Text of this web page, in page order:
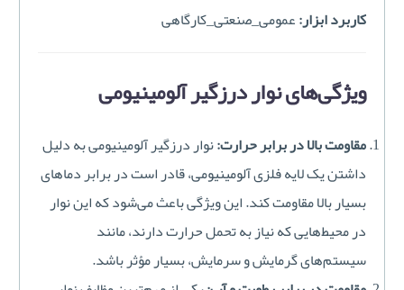
کاربرد ابزار:عمومی_صنعتی_کارگاهی
ویژگی‌های نوار درزگیر آلومینیومی
مقاومت بالا در برابر حرارت:نوار درزگیر آلومینیومی به دلیل
داشتن یک لایه فلزی آلومینیومی، قادر است در برابر دماهای
بسیار بالا مقاومت کند. این ویژگی باعث می‌شود که این نوار
در محیط‌هایی که نیاز به تحمل حرارت دارند، مانند
سیستم‌های گرمایش و سرمایش، بسیار مؤثر باشد.